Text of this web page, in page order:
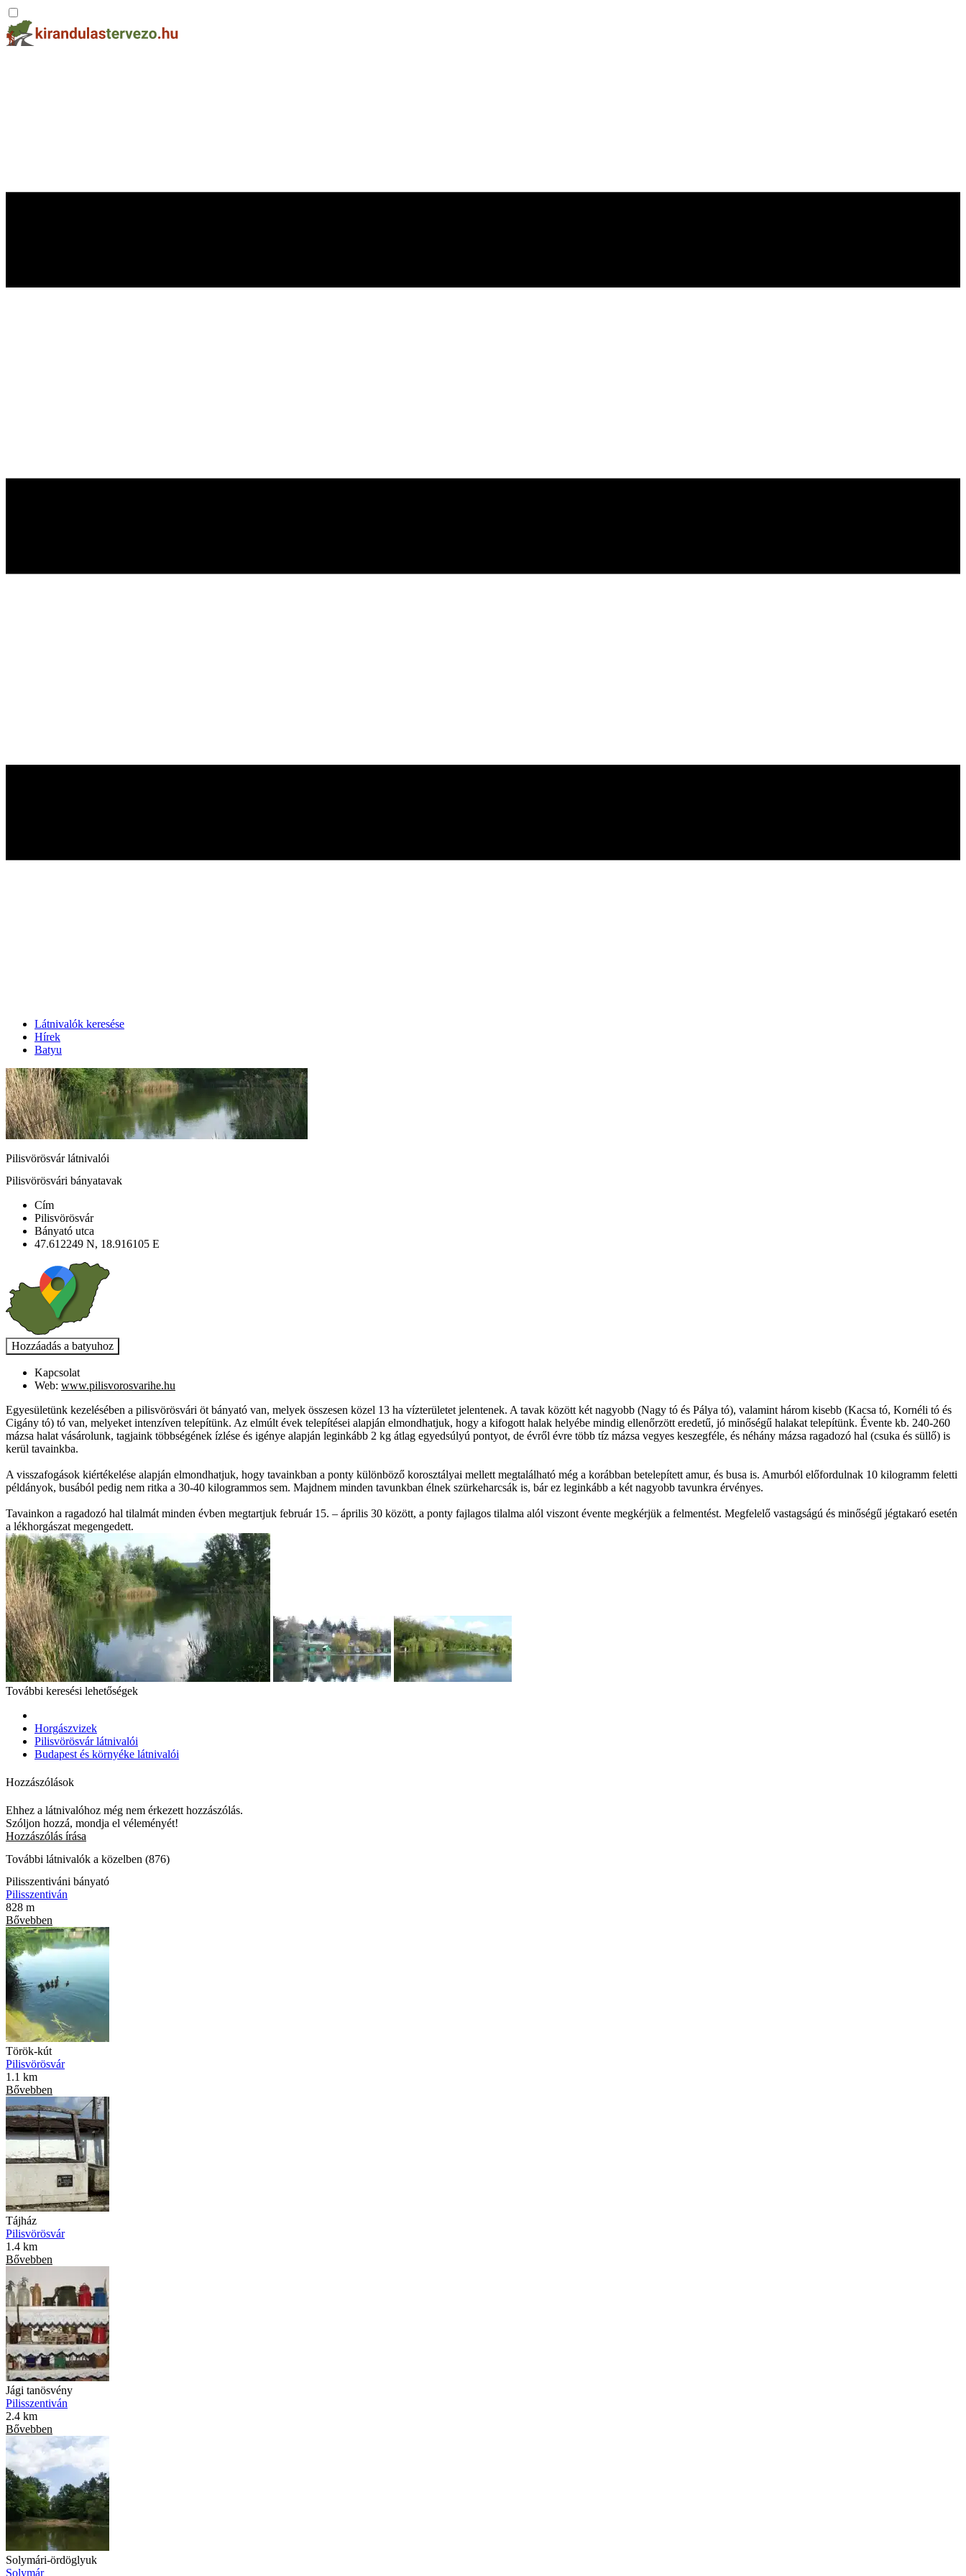
Látnivalók keresése
Hírek
Batyu
Pilisvörösvár látnivalói
Pilisvörösvári bányatavak
Cím
Pilisvörösvár
Bányató utca
47.612249 N, 18.916105 E
Kapcsolat
Web: www.pilisvorosvarihe.hu
Egyesületünk kezelésében a pilisvörösvári öt bányató van, melyek összesen közel 13 ha vízterületet jelentenek. A tavak között két nagyobb (Nagy tó és Pálya tó), valamint három kisebb (Kacsa tó, Kornéli tó és
Cigány tó) tó van, melyeket intenzíven telepítünk. Az elmúlt évek telepítései alapján elmondhatjuk, hogy a kifogott halak helyébe mindig ellenőrzött eredetű, jó minőségű halakat telepítünk. Évente kb. 240-260
mázsa halat vásárolunk, tagjaink többségének ízlése és igénye alapján leginkább 2 kg átlag egyedsúlyú pontyot, de évről évre több tíz mázsa vegyes keszegféle, és néhány mázsa ragadozó hal (csuka és süllő) is
kerül tavainkba.
A visszafogások kiértékelése alapján elmondhatjuk, hogy tavainkban a ponty különböző korosztályai mellett megtalálható még a korábban betelepített amur, és busa is. Amurból előfordulnak 10 kilogramm feletti
példányok, busából pedig nem ritka a 30-40 kilogrammos sem. Majdnem minden tavunkban élnek szürkeharcsák is, bár ez leginkább a két nagyobb tavunkra érvényes.
Tavainkon a ragadozó hal tilalmát minden évben megtartjuk február 15. – április 30 között, a ponty fajlagos tilalma alól viszont évente megkérjük a felmentést. Megfelelő vastagságú és minőségű jégtakaró esetén
a lékhorgászat megengedett.
További keresési lehetőségek
Horgászvizek
Pilisvörösvár látnivalói
Budapest és környéke látnivalói
Hozzászólások
Ehhez a látnivalóhoz még nem érkezett hozzászólás.
Szóljon hozzá, mondja el véleményét!
Hozzászólás írása
További látnivalók a közelben (876)
Pilisszentiváni bányató
Pilisszentiván
828 m
Bővebben
Török-kút
Pilisvörösvár
1.1 km
Bővebben
Tájház
Pilisvörösvár
1.4 km
Bővebben
Jági tanösvény
Pilisszentiván
2.4 km
Bővebben
Solymári-ördöglyuk
Solymár